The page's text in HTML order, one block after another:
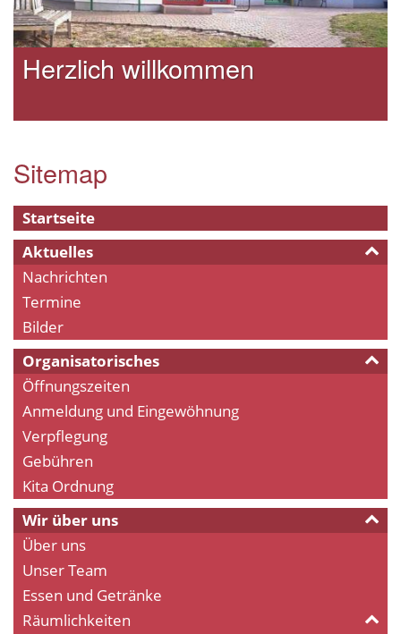
Herzlich willkommen
Sitemap
Startseite
Aktuelles
Nachrichten
Termine
Bilder
Organisatorisches
Öffnungszeiten
Anmeldung und Eingewöhnung
Verpflegung
Gebühren
Kita Ordnung
Wir über uns
Über uns
Unser Team
Essen und Getränke
Räumlichkeiten